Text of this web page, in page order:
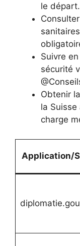
le départ.
Suivre
sécurité
Obtenir
la Suisse
charge
Application/